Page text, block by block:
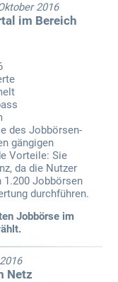
2016
im Bereich
des Jobbörsen-
gängigen
Vorteile: Sie
da die Nutzer
Jobbörsen
durchführen.
Jobbörse im
Netz